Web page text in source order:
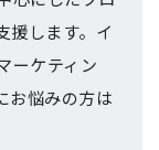
援します。イ
ーケティン
お悩みの方は